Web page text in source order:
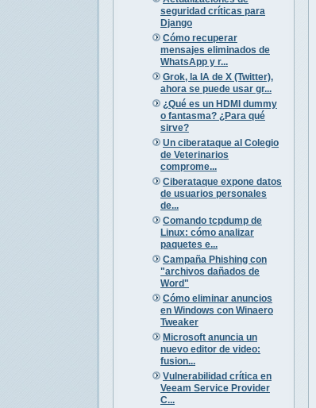
seguridad críticas para
Django
Cómo recuperar
mensajes eliminados de
WhatsApp y r...
Grok, la IA de X (Twitter),
ahora se puede usar gr...
¿Qué es un HDMI dummy
o fantasma? ¿Para qué
sirve?
Un ciberataque al Colegio
de Veterinarios
comprome...
Ciberataque expone datos
de usuarios personales
de...
Comando tcpdump de
Linux: cómo analizar
paquetes e...
Campaña Phishing con
"archivos dañados de
Word"
Cómo eliminar anuncios
en Windows con Winaero
Tweaker
Microsoft anuncia un
nuevo editor de video:
fusion...
Vulnerabilidad crítica en
Veeam Service Provider
C...